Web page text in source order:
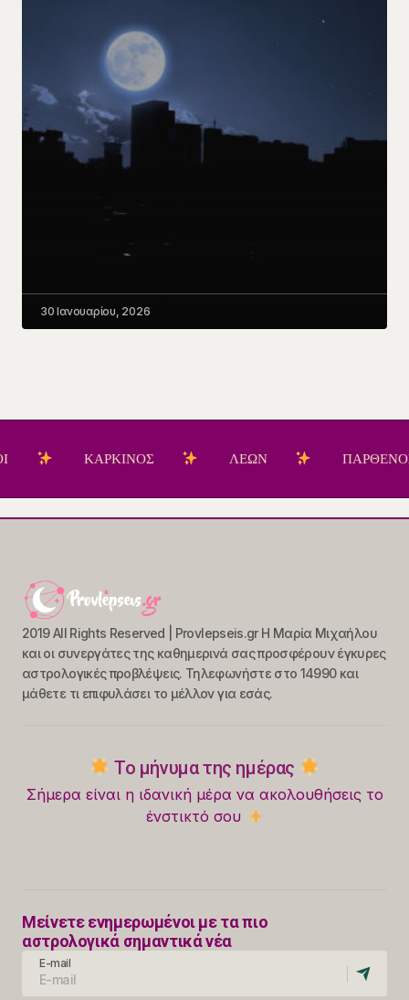
30 Ιανουαρίου, 2026
ΚΑΡΚΙΝΟΣ ΛΕΩΝ ΠΑΡΘΕΝΟΣ
2019 All Rights Reserved | Provlepseis.gr Η Μαρία Μιχαήλου
και οι συνεργάτες της καθημερινά σας προσφέρουν έγκυρες
αστρολογικές προβλέψεις. Τηλεφωνήστε στο 14990 και
μάθετε τι επιφυλάσει το μέλλον για εσάς.
Το μήνυμα της ημέρας
Σήμερα είναι η ιδανική μέρα να ακολουθήσεις το
ένστικτό σου
Μείνετε ενημερωμένοι με τα πιο
αστρολογικά σημαντικά νέα
E-mail